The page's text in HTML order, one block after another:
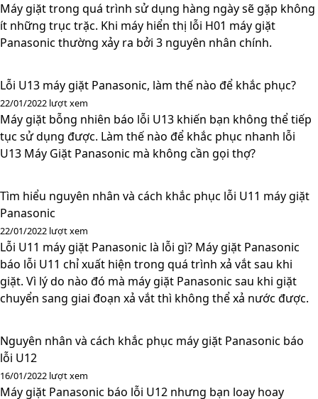
Máy giặt trong quá trình sử dụng hàng ngày sẽ gặp không
ít những trục trặc. Khi máy hiển thị lỗi H01 máy giặt
Panasonic thường xảy ra bởi 3 nguyên nhân chính.
Lỗi U13 máy giặt Panasonic, làm thế nào để khắc phục?
22/01/2022 lượt xem
Máy giặt bỗng nhiên báo lỗi U13 khiến bạn không thể tiếp
tục sử dụng được. Làm thế nào để khắc phục nhanh lỗi
U13 Máy Giặt Panasonic mà không cần gọi thợ?
Tìm hiểu nguyên nhân và cách khắc phục lỗi U11 máy giặt
Panasonic
22/01/2022 lượt xem
Lỗi U11 máy giặt Panasonic là lỗi gì? Máy giặt Panasonic
báo lỗi U11 chỉ xuất hiện trong quá trình xả vắt sau khi
giặt. Vì lý do nào đó mà máy giặt Panasonic sau khi giặt
chuyển sang giai đoạn xả vắt thì không thể xả nước được.
Nguyên nhân và cách khắc phục máy giặt Panasonic báo
lỗi U12
16/01/2022 lượt xem
Máy giặt Panasonic báo lỗi U12 nhưng bạn loay hoay